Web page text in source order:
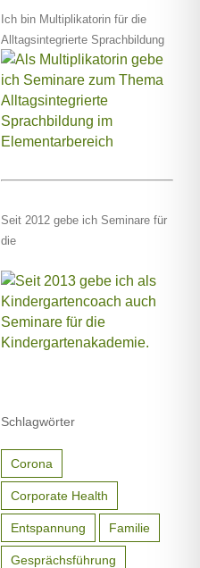
Ich bin Multiplikatorin für die
Alltagsintegrierte Sprachbildung
Seit 2012 gebe ich Seminare für
die
Schlagwörter
Corona
Corporate Health
Entspannung Familie
Gesprächsführung